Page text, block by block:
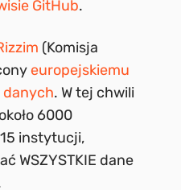
GitHub.
(Komisja
europejskiemu
. W tej chwili
6000
instytucji,
WSZYSTKIE dane